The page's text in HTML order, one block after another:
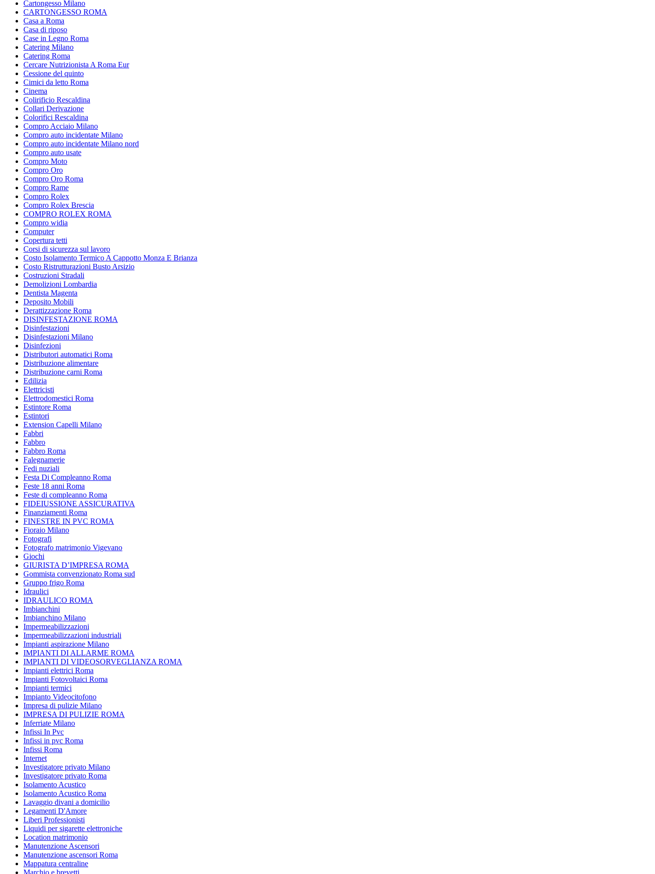
Cartongesso Milano
CARTONGESSO ROMA
Casa a Roma
Casa di riposo
Case in Legno Roma
Catering Milano
Catering Roma
Cercare Nutrizionista A Roma Eur
Cessione del quinto
Cimici da letto Roma
Cinema
Colirificio Rescaldina
Collari Derivazione
Colorifici Rescaldina
Compro Acciaio Milano
Compro auto incidentate Milano
Compro auto incidentate Milano nord
Compro auto usate
Compro Moto
Compro Oro
Compro Oro Roma
Compro Rame
Compro Rolex
Compro Rolex Brescia
COMPRO ROLEX ROMA
Compro widia
Computer
Copertura tetti
Corsi di sicurezza sul lavoro
Costo Isolamento Termico A Cappotto Monza E Brianza
Costo Ristrutturazioni Busto Arsizio
Costruzioni Stradali
Demolizioni Lombardia
Dentista Magenta
Deposito Mobili
Derattizzazione Roma
DISINFESTAZIONE ROMA
Disinfestazioni
Disinfestazioni Milano
Disinfezioni
Distributori automatici Roma
Distribuzione alimentare
Distribuzione carni Roma
Edilizia
Elettricisti
Elettrodomestici Roma
Estintore Roma
Estintori
Extension Capelli Milano
Fabbri
Fabbro
Fabbro Roma
Falegnamerie
Fedi nuziali
Festa Di Compleanno Roma
Feste 18 anni Roma
Feste di compleanno Roma
FIDEIUSSIONE ASSICURATIVA
Finanziamenti Roma
FINESTRE IN PVC ROMA
Fioraio Milano
Fotografi
Fotografo matrimonio Vigevano
Giochi
GIURISTA D’IMPRESA ROMA
Gommista convenzionato Roma sud
Gruppo frigo Roma
Idraulici
IDRAULICO ROMA
Imbianchini
Imbianchino Milano
Impermeabilizzazioni
Impermeabilizzazioni industriali
Impianti aspirazione Milano
IMPIANTI DI ALLARME ROMA
IMPIANTI DI VIDEOSORVEGLIANZA ROMA
Impianti elettrici Roma
Impianti Fotovoltaici Roma
Impianti termici
Impianto Videocitofono
Impresa di pulizie Milano
IMPRESA DI PULIZIE ROMA
Inferriate Milano
Infissi In Pvc
Infissi in pvc Roma
Infissi Roma
Internet
Investigatore privato Milano
Investigatore privato Roma
Isolamento Acustico
Isolamento Acustico Roma
Lavaggio divani a domicilio
Legamenti D'Amore
Liberi Professionisti
Liquidi per sigarette elettroniche
Location matrimonio
Manutenzione Ascensori
Manutenzione ascensori Roma
Mappatura centraline
Marchio e brevetti